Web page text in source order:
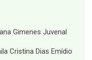
Gimenes Juvenal
Cristina Dias Emídio